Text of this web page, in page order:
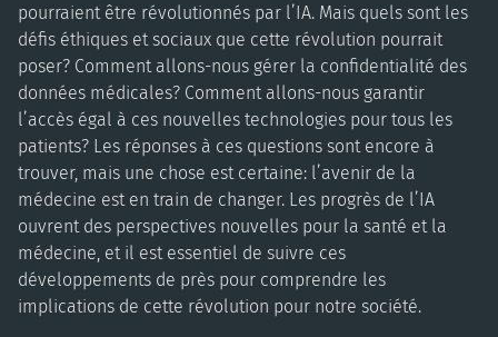
pourraient être révolutionnés par l’IA. Mais quels sont les
défis éthiques et sociaux que cette révolution pourrait
poser? Comment allons-nous gérer la confidentialité des
données médicales? Comment allons-nous garantir
l’accès égal à ces nouvelles technologies pour tous les
patients? Les réponses à ces questions sont encore à
trouver, mais une chose est certaine: l’avenir de la
médecine est en train de changer. Les progrès de l’IA
ouvrent des perspectives nouvelles pour la santé et la
médecine, et il est essentiel de suivre ces
développements de près pour comprendre les
implications de cette révolution pour notre société.